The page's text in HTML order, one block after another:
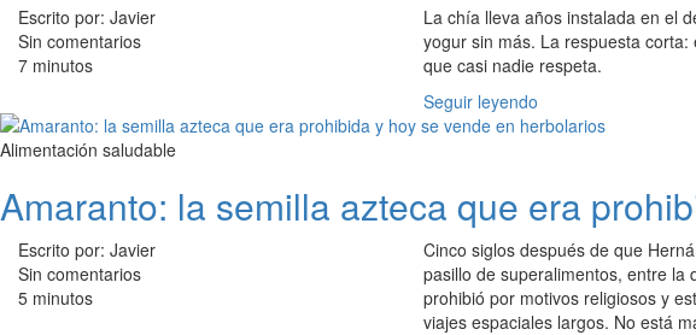
Escrito por: Javier
Sin comentarios
7 minutos
La chía lleva años instalada en el
yogur sin más. La respuesta corta:
que casi nadie respeta.
Seguir leyendo
Alimentación saludable
Amaranto: la semilla azteca que era
Escrito por: Javier
Sin comentarios
5 minutos
Cinco siglos después de que
pasillo de superalimentos, entre la
prohibió por motivos religiosos y
viajes espaciales largos. No está